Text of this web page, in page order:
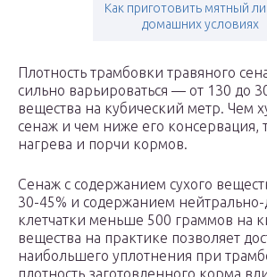
Как приготовить мятный
домашних условиях
Плотность трамбовки травяного
сильно варьироваться — от 130 до
вещества на кубический метр. Чем
сенаж и чем ниже его
нагрева и порчи кормов.
Сенаж с содержанием сухого
30-45% и содержанием нейтрально-
клетчатки меньше 500 граммов на
вещества на практике позволяет
наибольшего уплотнения при
плотность заготовленного корма